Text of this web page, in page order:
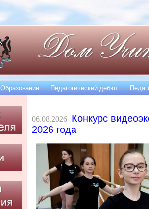
06.08.2026 Конкурс
2026 года
Образование Педагогический дебют